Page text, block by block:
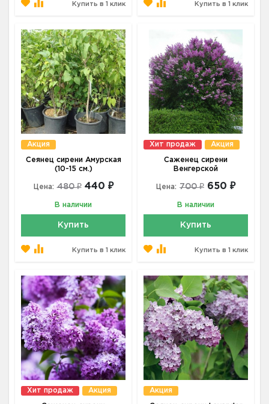
Купить в 1 клик Купить в 1 клик
Акция
Сеянец сирени Амурская
(10-15 см.)
Цена: 480 ₽ 440 ₽
В наличии
Купить
Купить в 1 клик
Хит продаж Акция
Саженец сирени
Венгерской
Цена: 700 ₽ 650 ₽
В наличии
Купить
Купить в 1 клик
Хит продаж Акция Акция